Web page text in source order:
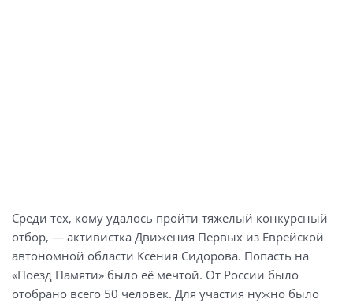
Среди тех, кому удалось пройти тяжелый конкурсный
отбор, — активистка Движения Первых из Еврейской
автономной области Ксения Сидорова. Попасть на
«Поезд Памяти» было её мечтой. От России было
отобрано всего 50 человек. Для участия нужно было